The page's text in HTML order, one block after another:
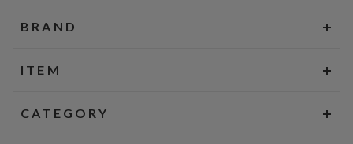
BRAND
ITEM
CATEGORY